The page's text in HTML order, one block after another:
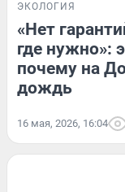
ЭКОЛОГИЯ
«Нет
где нужно»:
почему на
дождь
16 мая, 2026, 16:04